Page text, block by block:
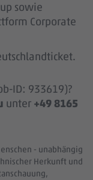
sowie
Corporate
ID: 933619)?
unter +49 8165
- unabhängig
Herkunft und